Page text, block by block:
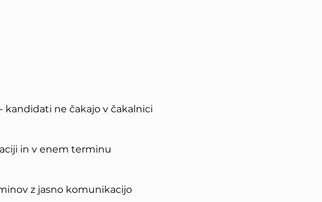
ne čakajo v čakalnici
in v enem terminu
z jasno komunikacijo